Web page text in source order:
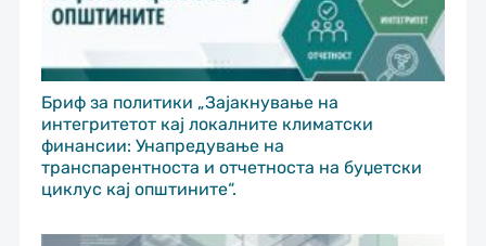
Бриф за политики „Зајакнување на
интегритетот кај локалните климатски
финансии: Унапредување на
транспарентноста и отчетноста на буџетски
циклус кај општините“.